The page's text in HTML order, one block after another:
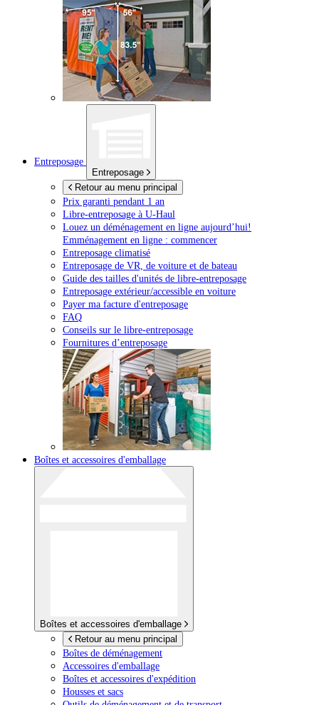
Entreposage
Entreposage
Retour au menu principal
Prix garanti pendant 1 an
Libre-entreposage à U-Haul
Louez un déménagement en ligne aujourd’hui!
Emménagement en ligne : commencer
Entreposage climatisé
Entreposage de VR, de voiture et de bateau
Guide des tailles d'unités de libre-entreposage
Entreposage extérieur/accessible en voiture
Payer ma facture d'entreposage
FAQ
Conseils sur le libre-entreposage
Fournitures d’entreposage
Boîtes et accessoires d'emballage
Boîtes et accessoires d'emballage
Retour au menu principal
Boîtes de déménagement
Accessoires d'emballage
Boîtes et accessoires d'expédition
Housses et sacs